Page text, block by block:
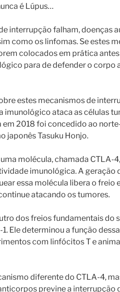
é Lúpus…
interrupção falham, doenças
como os linfomas. Se estes
colocados em prática
para de defender o corpo
estes mecanismos de
imunológico ataca as células
2018 foi concedido ao
japonês Tasuku Honjo.
molécula, chamada CTLA-
imunológica. A geração
essa molécula libera o freio
atacando os tumores.
dos freios fundamentais do
Ele determinou a função dessa
com linfócitos T e
diferente do CTLA-4,
previne a interrupção